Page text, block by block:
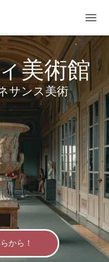
グ
ル
ー
シ
美術館
サンス美術
から！